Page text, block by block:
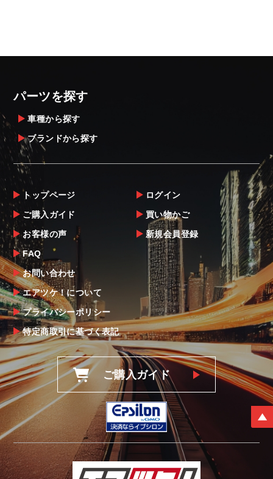
パーツを探す
車種から探す
ブランドから探す
トップページ
ご購入ガイド
お客様の声
FAQ
お問い合わせ
エアツケ！について
プライバシーポリシー
特定商取引に基づく表記
ログイン
買い物かご
新規会員登録
ご購入ガイド